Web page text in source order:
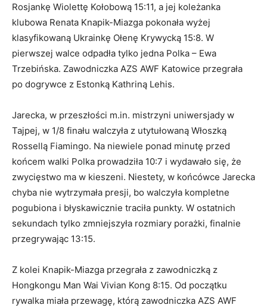
Rosjankę Wiolettę Kołobową 15:11, a jej koleżanka
klubowa Renata Knapik-Miazga pokonała wyżej
klasyfikowaną Ukrainkę Ołenę Krywycką 15:8. W
pierwszej walce odpadła tylko jedna Polka – Ewa
Trzebińska. Zawodniczka AZS AWF Katowice przegrała
po dogrywce z Estonką Kathriną Lehis.
Jarecka, w przeszłości m.in. mistrzyni uniwersjady w
Tajpej, w 1/8 finału walczyła z utytułowaną Włoszką
Rossellą Fiamingo. Na niewiele ponad minutę przed
końcem walki Polka prowadziła 10:7 i wydawało się, że
zwycięstwo ma w kieszeni. Niestety, w końcówce Jarecka
chyba nie wytrzymała presji, bo walczyła kompletne
pogubiona i błyskawicznie traciła punkty. W ostatnich
sekundach tylko zmniejszyła rozmiary porażki, finalnie
przegrywając 13:15.
Z kolei Knapik-Miazga przegrała z zawodniczką z
Hongkongu Man Wai Vivian Kong 8:15. Od początku
rywalka miała przewagę, którą zawodniczka AZS AWF